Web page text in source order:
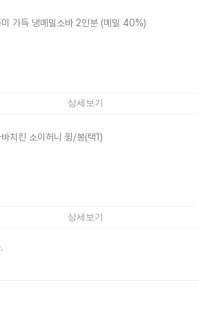
가득 냉메밀소바 2인분 (메밀 40%)
상세보기
치킨 소이허니 윙/봉(택1)
상세보기